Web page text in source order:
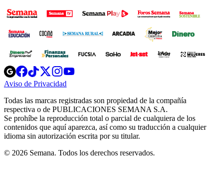
Opens
in
new
Opens
in
new
Opens
in
new
window
Opens
new
windowwindow
Aviso de Privacidad
new
window
Todas las marcas registradas son propiedad de la compañía
respectiva o de PUBLICACIONES SEMANA S.A.
Se prohíbe la reproducción total o parcial de cualquiera de los
contenidos que aquí aparezca, así como su traducción a cualquier
idioma sin autorización escrita por su titular.
© 2026 Semana. Todos los derechos reservados.